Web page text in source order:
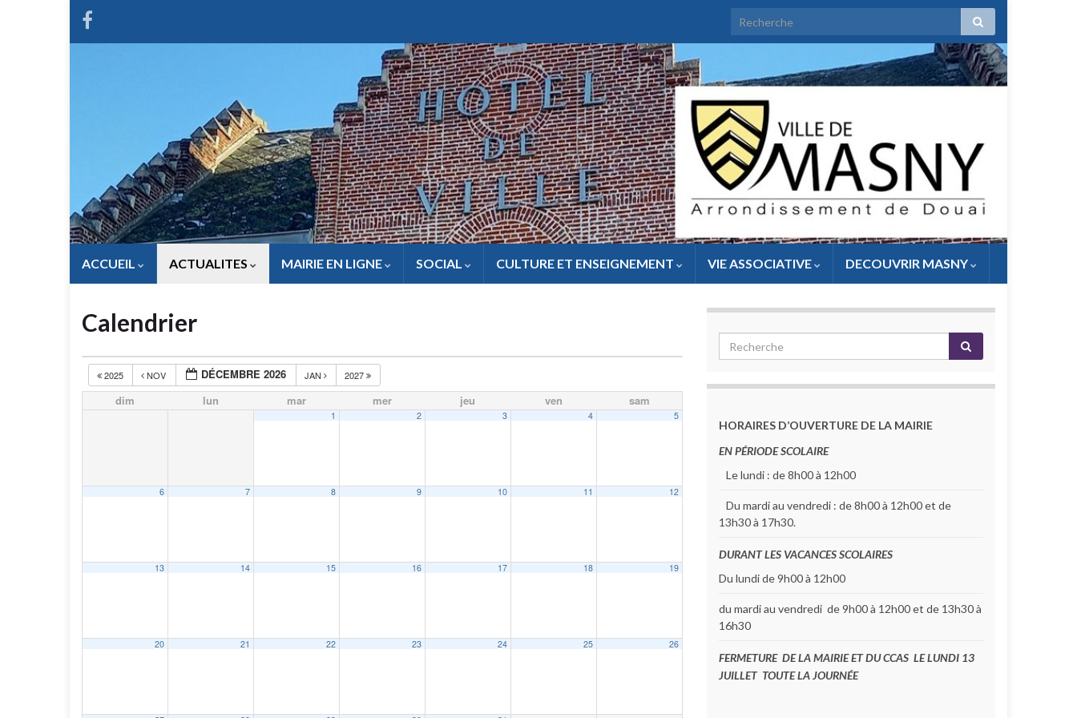
ACCUEIL ACTUALITES MAIRIE EN LIGNE SOCIAL CULTURE ET ENSEIGNEMENT VIE ASSOCIATIVE DECOUVRIR MASNY
Calendrier
2025 NOV DÉCEMBRE 2026 JAN 2027
dim lun mar mer jeu ven sam
1 2 3 4 5
6 7 8 9 10 11 12
13 14 15 16 17 18 19
20 21 22 23 24 25 26
HORAIRES D’OUVERTURE DE LA MAIRIE
EN PÉRIODE SCOLAIRE
Le lundi : de 8h00 à 12h00
Du mardi au vendredi : de 8h00 à 12h00 et de
13h30 à 17h30.
DURANT LES VACANCES SCOLAIRES
Du lundi de 9h00 à 12h00
du mardi au vendredi de 9h00 à 12h00 et de 13h30 à
16h30
FERMETURE DE LA MAIRIE ET DU CCAS LE LUNDI 13
JUILLET TOUTE LA JOURNÉE